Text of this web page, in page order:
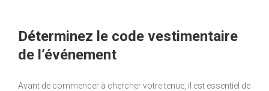
Déterminez le code vestimentaire
de l’événement
Avant de commencer à chercher votre tenue, il est essentiel de